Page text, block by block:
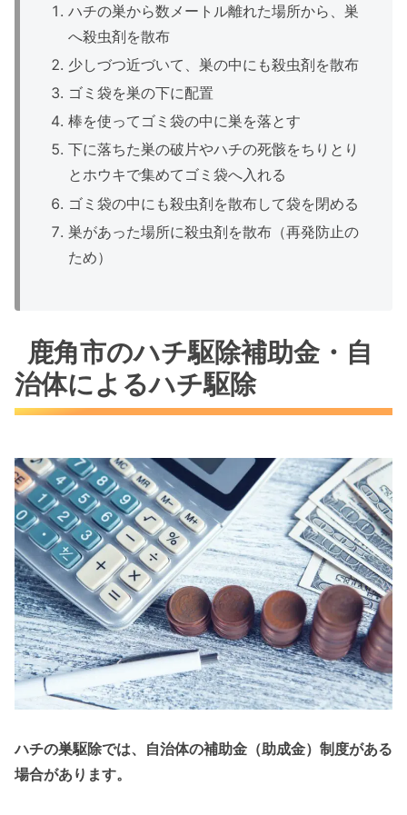
ハチの巣から数メートル離れた場所から、巣
へ殺虫剤を散布
少しづつ近づいて、巣の中にも殺虫剤を散布
ゴミ袋を巣の下に配置
棒を使ってゴミ袋の中に巣を落とす
下に落ちた巣の破片やハチの死骸をちりとり
とホウキで集めてゴミ袋へ入れる
ゴミ袋の中にも殺虫剤を散布して袋を閉める
巣があった場所に殺虫剤を散布（再発防止の
ため）
鹿角市のハチ駆除補助金・自
治体によるハチ駆除
ハチの巣駆除では、自治体の補助金（助成金）制度がある
場合があります。